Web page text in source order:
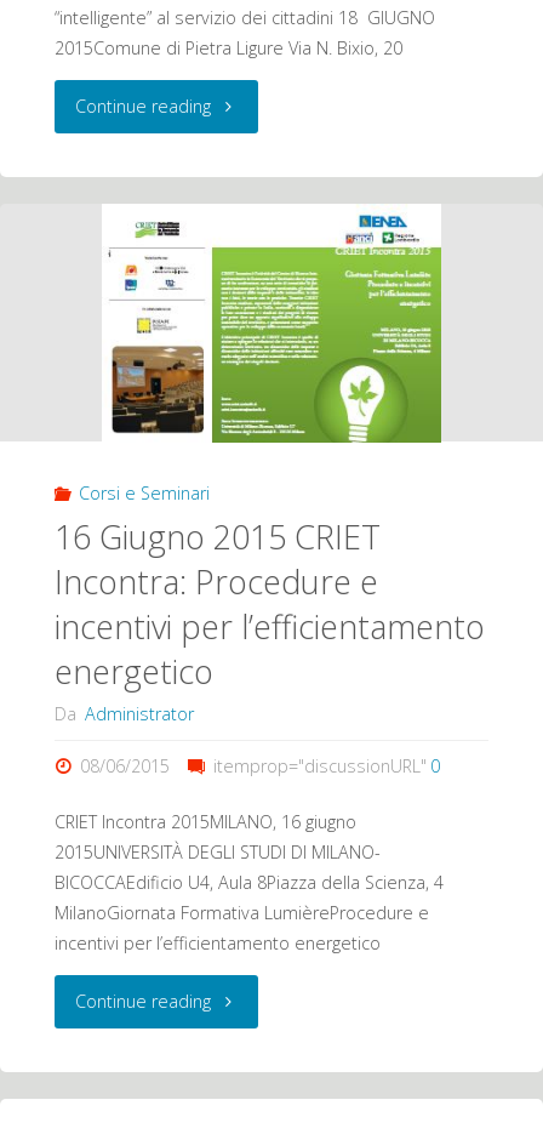
“intelligente” al servizio dei cittadini 18 GIUGNO
2015Comune di Pietra Ligure Via N. Bixio, 20
Continue reading"18
2015
Ligure
Progetto
Risparmio
ed
efficienza
energetica
Pubblica
verso
una
città
“intelligente”
servizio
Corsi e Seminari
16 Giugno 2015 CRIET
Incontra: Procedure e
incentivi per l’efficientamento
energetico
Da Administrator
08/06/2015 itemprop="discussionURL" 0
CRIET Incontra 2015MILANO, 16 giugno
2015UNIVERSITÀ DEGLI STUDI DI MILANO-
BICOCCAEdificio U4, Aula 8Piazza della Scienza, 4
MilanoGiornata Formativa LumièreProcedure e
incentivi per l’efficientamento energetico
Continue reading"16
2015